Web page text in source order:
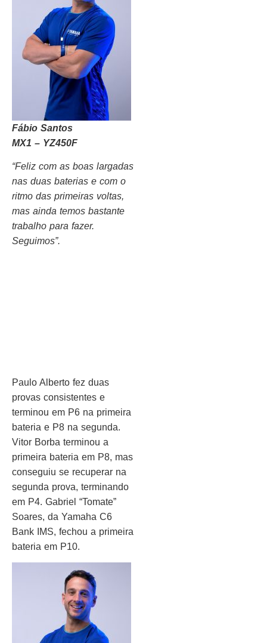
Fábio Santos
MX1 – YZ450F
“Feliz com as boas largadas
nas duas baterias e com o
ritmo das primeiras voltas,
mas ainda temos bastante
trabalho para fazer.
Seguimos”.
Paulo Alberto fez duas
provas consistentes e
terminou em P6 na primeira
bateria e P8 na segunda.
Vitor Borba terminou a
primeira bateria em P8, mas
conseguiu se recuperar na
segunda prova, terminando
em P4. Gabriel “Tomate”
Soares, da Yamaha C6
Bank IMS, fechou a primeira
bateria em P10.